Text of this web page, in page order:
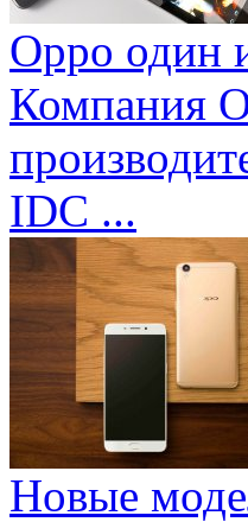
Oppo один
Компания
IDC ...
Новые